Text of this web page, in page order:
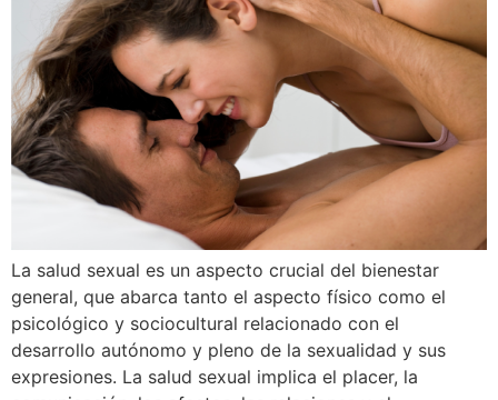
La salud sexual es un aspecto crucial del bienestar
general, que abarca tanto el aspecto físico como el
psicológico y sociocultural relacionado con el
desarrollo autónomo y pleno de la sexualidad y sus
expresiones. La salud sexual implica el placer, la